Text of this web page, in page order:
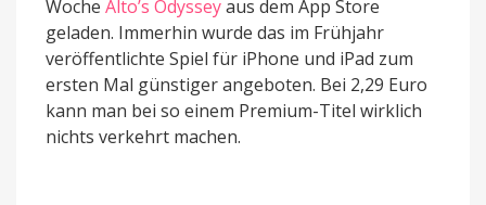
Woche Alto’s Odysseyaus dem App Store
geladen. Immerhin wurde das im Frühjahr
veröffentlichte Spiel für iPhone und iPad zum
ersten Mal günstiger angeboten. Bei 2,29 Euro
kann man bei so einem Premium-Titel wirklich
nichts verkehrt machen.